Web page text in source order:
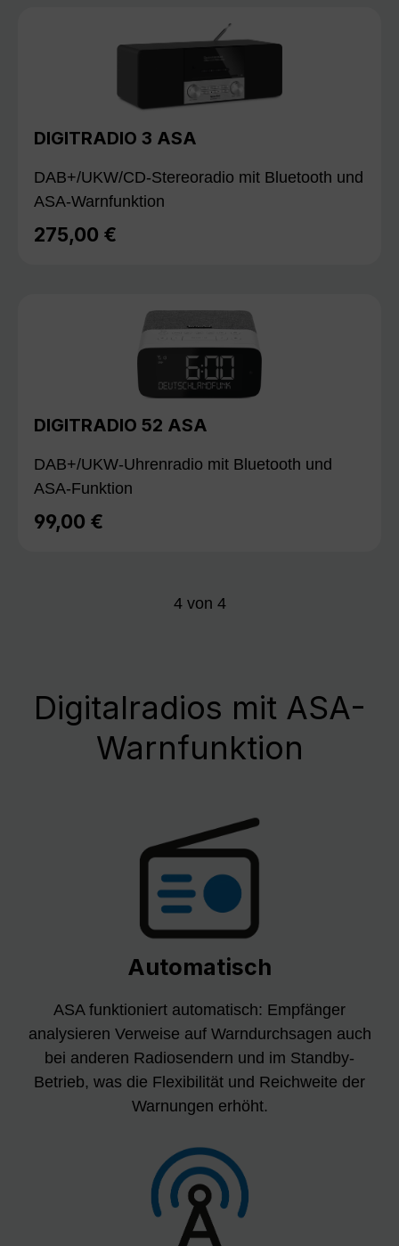
DIGITRADIO 3 ASA
DAB+/UKW/CD-Stereoradio mit Bluetooth und
ASA-Warnfunktion
Regulärer Preis:
275,00 €
DIGITRADIO 52 ASA
DAB+/UKW-Uhrenradio mit Bluetooth und
ASA-Funktion
Regulärer Preis:
99,00 €
4von 4
Digitalradios mit ASA-
Warnfunktion
Automatisch
ASA funktioniert automatisch: Empfänger
analysieren Verweise auf Warndurchsagen auch
bei anderen Radiosendern und im Standby-
Betrieb, was die Flexibilität und Reichweite der
Warnungen erhöht.